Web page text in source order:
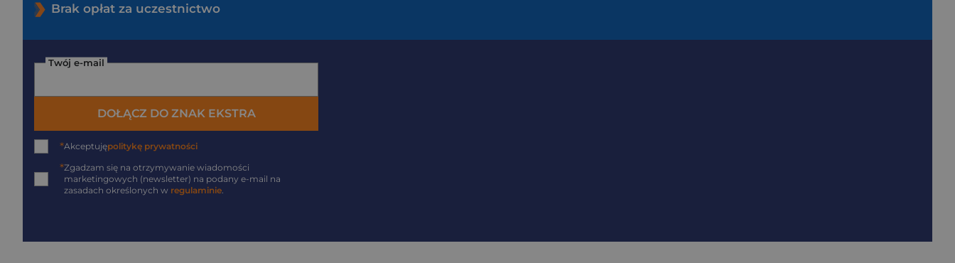
Brak opłat za uczestnictwo
Twój e-mail
DOŁĄCZ DO ZNAK EKSTRA
*Akceptujępolitykę prywatności
*Zgadzam się na otrzymywanie wiadomości
marketingowych (newsletter) na podany e-mail na
zasadach określonych w regulaminie